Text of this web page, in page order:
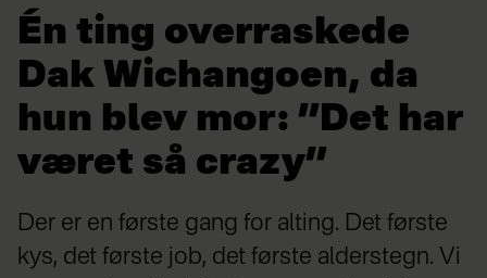
Én ting overraskede
Dak Wichangoen, da
hun blev mor: ”Det har
været så crazy”
Der er en første gang for alting. Det første
kys, det første job, det første alderstegn. Vi